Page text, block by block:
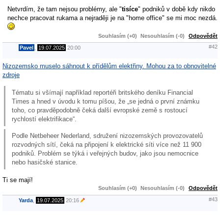
Netvrdím, že tam nejsou problémy, ale "tisíce" podniků v době kdy nikdo
nechce pracovat rukama a nejraději je na "home office" se mi moc nezdá.
Souhlasím (+0) Nesouhlasím (-0) Odpovědět
Pavel 19.07.2025 20:00 #42
Nizozemsko muselo sáhnout k přídělům elektřiny. Mohou za to obnovitelné
zdroje
Tématu si všímají například reportéři britského deníku Financial
Times a hned v úvodu k tomu píšou, že „se jedná o první známku
toho, co pravděpodobně čeká další evropské země s rostoucí
rychlostí elektrifikace“.
Podle Netbeheer Nederland, sdružení nizozemských provozovatelů
rozvodných sítí, čeká na připojení k elektrické síti více než 11 900
podniků. Problém se týká i veřejných budov, jako jsou nemocnice
nebo hasičské stanice.
Ti se mají!
Souhlasím (+0) Nesouhlasím (-0) Odpovědět
Yarda 19.07.2025 20:16 #43